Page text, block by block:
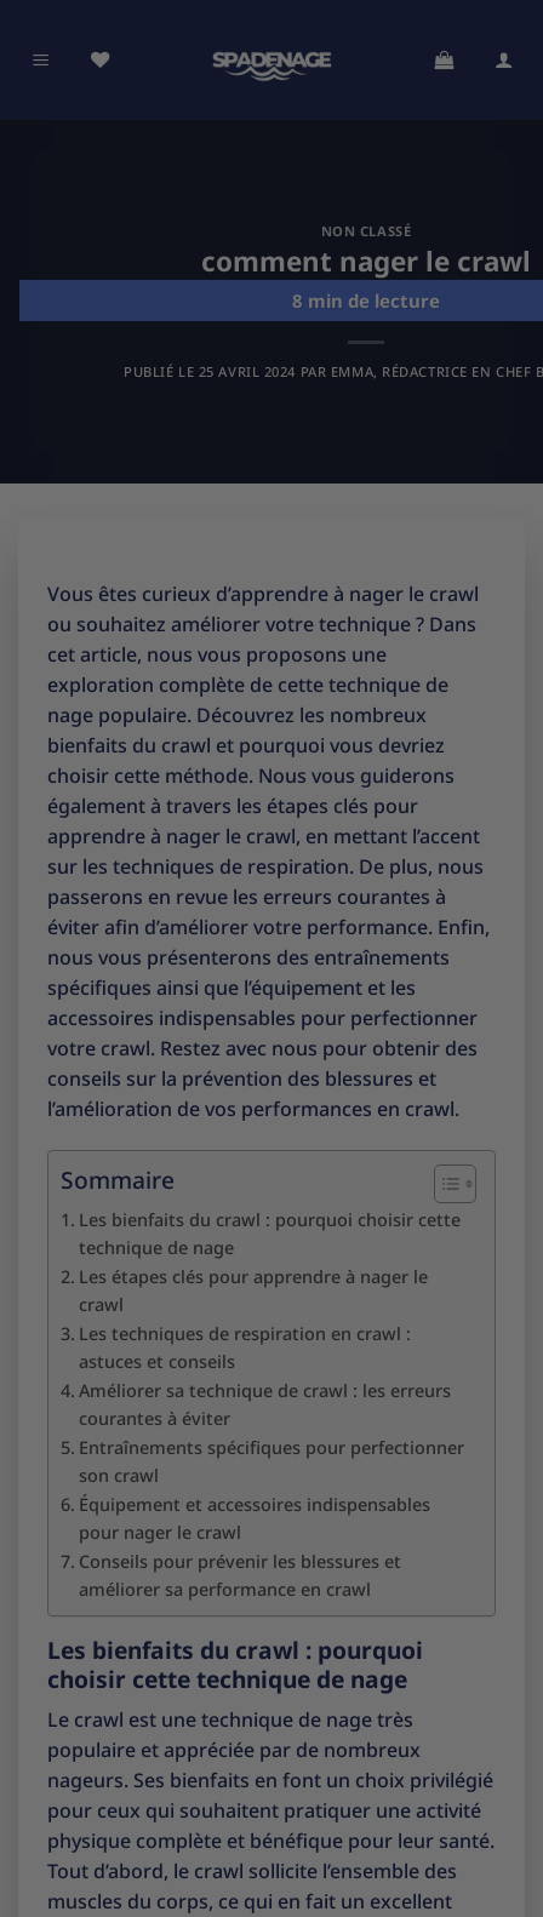
contenu
NON CLASSÉ
comment nager le crawl
PUBLIÉ LE 25 AVRIL 2024 PAR EMMA, RÉDACTRICE EN CHEF
Vous êtes curieux d’apprendre à nager le crawl
ou souhaitez améliorer votre technique ? Dans
cet article, nous vous proposons une
exploration complète de cette technique de
nage populaire. Découvrez les nombreux
bienfaits du crawl et pourquoi vous devriez
choisir cette méthode. Nous vous guiderons
également à travers les étapes clés pour
apprendre à nager le crawl, en mettant l’accent
sur les techniques de respiration. De plus, nous
passerons en revue les erreurs courantes à
éviter afin d’améliorer votre performance. Enfin,
nous vous présenterons des entraînements
spécifiques ainsi que l’équipement et les
accessoires indispensables pour perfectionner
votre crawl. Restez avec nous pour obtenir des
conseils sur la prévention des blessures et
l’amélioration de vos performances en crawl.
Sommaire
Les bienfaits du crawl : pourquoi choisir cette
technique de nage
Les étapes clés pour apprendre à nager le
crawl
Les techniques de respiration en crawl :
astuces et conseils
Améliorer sa technique de crawl : les erreurs
courantes à éviter
Entraînements spécifiques pour perfectionner
son crawl
Équipement et accessoires indispensables
pour nager le crawl
Conseils pour prévenir les blessures et
améliorer sa performance en crawl
Les bienfaits du crawl : pourquoi
choisir cette technique de nage
Le crawl est une technique de nage très
populaire et appréciée par de nombreux
nageurs. Ses bienfaits en font un choix privilégié
pour ceux qui souhaitent pratiquer une activité
physique complète et bénéfique pour leur santé.
Tout d’abord, le crawl sollicite l’ensemble des
muscles du corps, ce qui en fait un excellent